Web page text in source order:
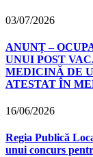
03/07/2026
ANUNȚ –
UNUI POST
MEDICINĂ DE
ATESTAT ÎN
16/06/2026
Regia Publică
unui concurs